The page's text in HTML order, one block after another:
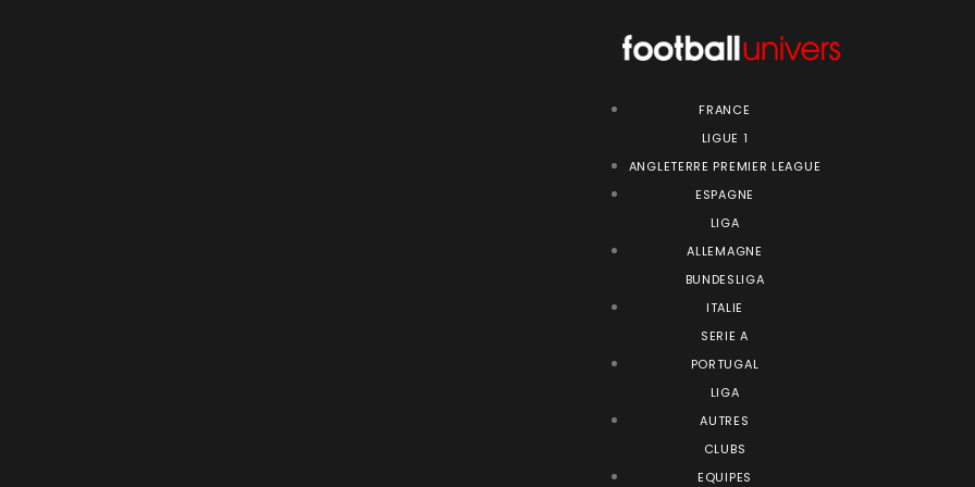
FRANCE
LIGUE 1
ANGLETERRE PREMIER LEAGUE
ESPAGNE
LIGA
ALLEMAGNE
BUNDESLIGA
ITALIE
SERIE A
PORTUGAL
LIGA
AUTRES
CLUBS
EQUIPES